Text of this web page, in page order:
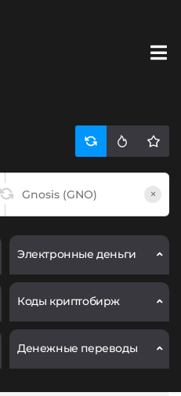
×
Электронные деньги
Коды криптобирж
Денежные переводы